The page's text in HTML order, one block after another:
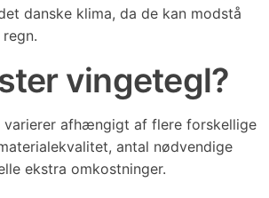
danske klima, da de kan modstå
vingetegl?
varierer afhængigt af flere forskellige
antal nødvendige
ekstra omkostninger.